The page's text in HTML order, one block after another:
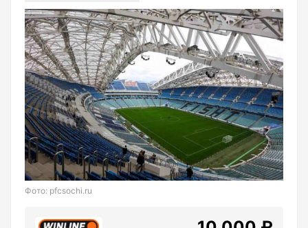
Фото: pfcsochi.ru